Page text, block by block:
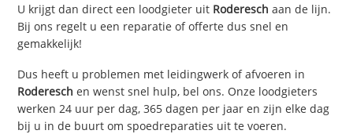
U krijgt dan direct een loodgieter uit Roderesch aan de lijn.
Bij ons regelt u een reparatie of offerte dus snel en
gemakkelijk!
Dus heeft u problemen met leidingwerk of afvoeren in
Roderesch en wenst snel hulp, bel ons. Onze loodgieters
werken 24 uur per dag, 365 dagen per jaar en zijn elke dag
bij u in de buurt om spoedreparaties uit te voeren.